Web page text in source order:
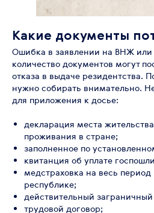
Какие документы
Ошибка в заявлении на ВНЖ или
количество документов могут
отказа в выдаче резидентства.
нужно собирать внимательно.
для приложения к досье:
декларация места
проживания в стране;
заполненное по
квитанция об уплате
медстраховка на весь
республике;
действительный заграничный
трудовой договор;